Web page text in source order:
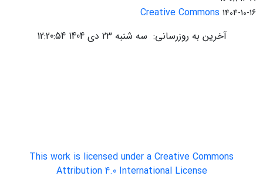
Creative Commons 1404-10-16
آخرین به روزرسانی: سه شنبه 23 دی 1404 12:20:54
This work is licensed under a Creative Commons
Attribution 4.0 International License